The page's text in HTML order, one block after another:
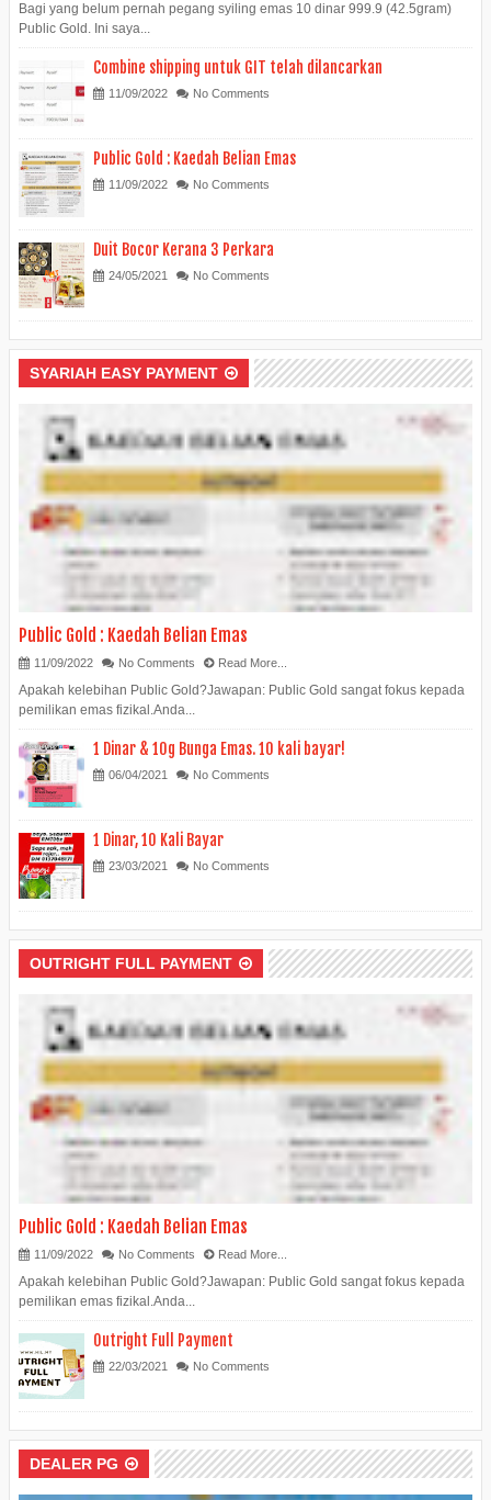
Bagi yang belum pernah pegang syiling emas 10 dinar 999.9 (42.5gram)
Public Gold. Ini saya...
Combine shipping untuk GIT telah dilancarkan
11/09/2022 No Comments
Public Gold : Kaedah Belian Emas
11/09/2022 No Comments
Duit Bocor Kerana 3 Perkara
24/05/2021 No Comments
SYARIAH EASY PAYMENT
Public Gold : Kaedah Belian Emas
11/09/2022 No Comments Read More...
Apakah kelebihan Public Gold?Jawapan: Public Gold sangat fokus kepada
pemilikan emas fizikal.Anda...
1 Dinar & 10g Bunga Emas. 10 kali bayar!
06/04/2021 No Comments
1 Dinar, 10 Kali Bayar
23/03/2021 No Comments
OUTRIGHT FULL PAYMENT
Public Gold : Kaedah Belian Emas
11/09/2022 No Comments Read More...
Apakah kelebihan Public Gold?Jawapan: Public Gold sangat fokus kepada
pemilikan emas fizikal.Anda...
Outright Full Payment
22/03/2021 No Comments
DEALER PG